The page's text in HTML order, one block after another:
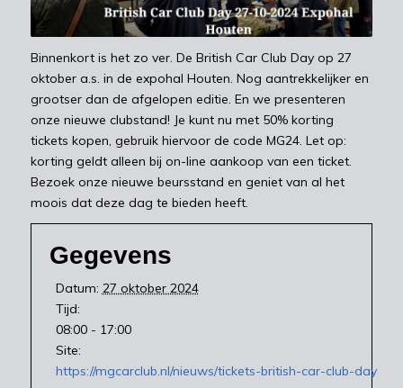
Binnenkort is het zo ver. De British Car Club Day op 27
oktober a.s. in de expohal Houten. Nog aantrekkelijker en
grootser dan de afgelopen editie. En we presenteren
onze nieuwe clubstand! Je kunt nu met 50% korting
tickets kopen, gebruik hiervoor de code MG24. Let op:
korting geldt alleen bij on-line aankoop van een ticket.
Bezoek onze nieuwe beursstand en geniet van al het
moois dat deze dag te bieden heeft.
Gegevens
Datum: 27 oktober 2024
Tijd:
08:00 - 17:00
Site:
https://mgcarclub.nl/nieuws/tickets-british-car-club-day